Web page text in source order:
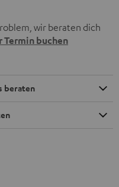
wir beraten dich
Termin buchen
beraten